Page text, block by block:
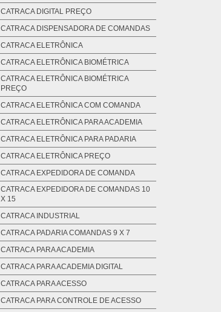
CATRACA DIGITAL PREÇO
CATRACA DISPENSADORA DE COMANDAS
CATRACA ELETRÔNICA
CATRACA ELETRÔNICA BIOMÉTRICA
CATRACA ELETRÔNICA BIOMÉTRICA
PREÇO
CATRACA ELETRÔNICA COM COMANDA
CATRACA ELETRÔNICA PARA ACADEMIA
CATRACA ELETRÔNICA PARA PADARIA
CATRACA ELETRÔNICA PREÇO
CATRACA EXPEDIDORA DE COMANDA
CATRACA EXPEDIDORA DE COMANDAS 10
X 15
CATRACA INDUSTRIAL
CATRACA PADARIA COMANDAS 9 X 7
CATRACA PARA ACADEMIA
CATRACA PARA ACADEMIA DIGITAL
CATRACA PARA ACESSO
CATRACA PARA CONTROLE DE ACESSO